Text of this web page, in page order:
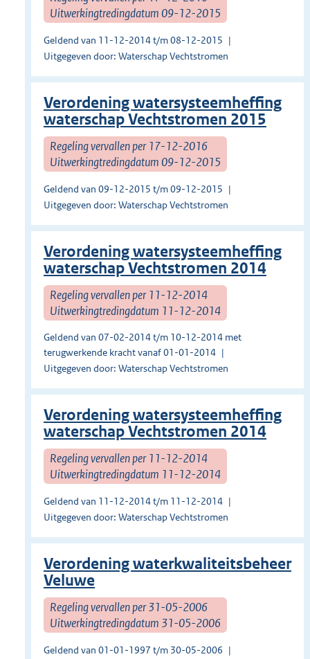
Uitwerkingtredingdatum 09-12-2015
Geldend van 11-12-2014 t/m 08-12-2015
Uitgegeven door: Waterschap Vechtstromen
Verordening watersysteemheffing
waterschap Vechtstromen 2015
Regeling vervallen per 17-12-2016
Uitwerkingtredingdatum 09-12-2015
Geldend van 09-12-2015 t/m 09-12-2015
Uitgegeven door: Waterschap Vechtstromen
Verordening watersysteemheffing
waterschap Vechtstromen 2014
Regeling vervallen per 11-12-2014
Uitwerkingtredingdatum 11-12-2014
Geldend van 07-02-2014 t/m 10-12-2014 met
terugwerkende kracht vanaf 01-01-2014
Uitgegeven door: Waterschap Vechtstromen
Verordening watersysteemheffing
waterschap Vechtstromen 2014
Regeling vervallen per 11-12-2014
Uitwerkingtredingdatum 11-12-2014
Geldend van 11-12-2014 t/m 11-12-2014
Uitgegeven door: Waterschap Vechtstromen
Verordening waterkwaliteitsbeheer
Veluwe
Regeling vervallen per 31-05-2006
Uitwerkingtredingdatum 31-05-2006
Geldend van 01-01-1997 t/m 30-05-2006